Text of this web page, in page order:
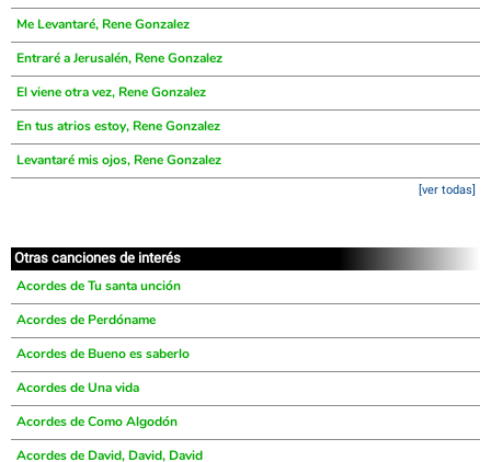
Me Levantaré, Rene Gonzalez
Entraré a Jerusalén, Rene Gonzalez
El viene otra vez, Rene Gonzalez
En tus atrios estoy, Rene Gonzalez
Levantaré mis ojos, Rene Gonzalez
[ver todas]
Otras canciones de interés
Acordes de Tu santa unción
Acordes de Perdóname
Acordes de Bueno es saberlo
Acordes de Una vida
Acordes de Como Algodón
Acordes de David, David, David